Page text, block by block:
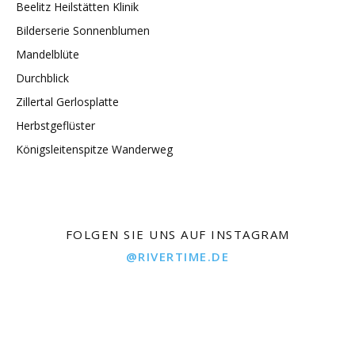
Beelitz Heilstätten Klinik
Bilderserie Sonnenblumen
Mandelblüte
Durchblick
Zillertal Gerlosplatte
Herbstgeflüster
Königsleitenspitze Wanderweg
FOLGEN SIE UNS AUF INSTAGRAM
@RIVERTIME.DE